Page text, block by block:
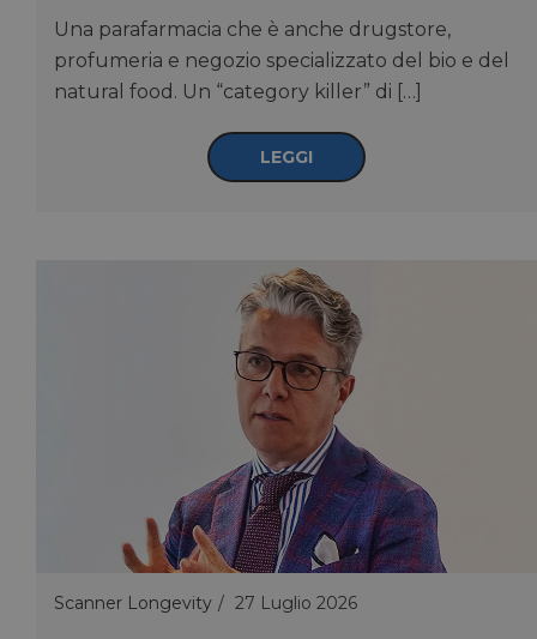
Una parafarmacia che è anche drugstore,
profumeria e negozio specializzato del bio e del
natural food. Un “category killer” di […]
LEGGI
Scanner Longevity 27 Luglio 2026